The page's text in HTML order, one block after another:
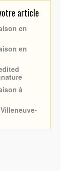
article
en
en
à